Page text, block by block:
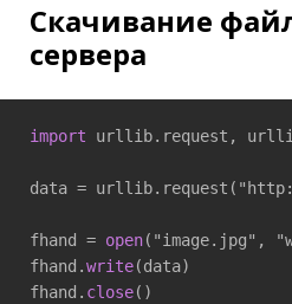
Скачивание
сервера
import urllib.request,
data =
fhand = open("image.jpg",
fhand.write(data)
fhand. close